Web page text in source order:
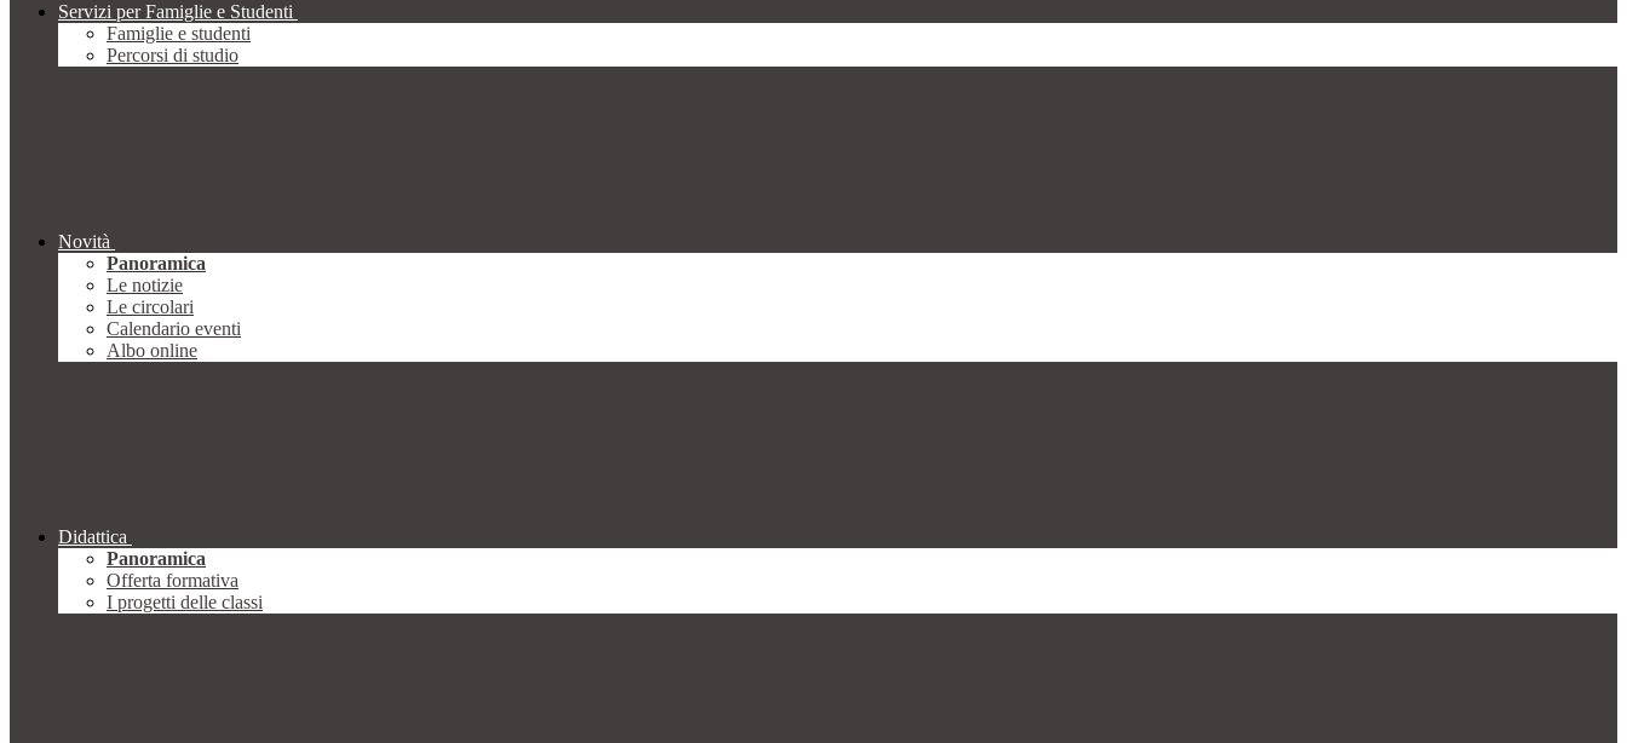
Servizi per Famiglie e Studenti
Famiglie e studenti
Percorsi di studio
Novità
Panoramica
Le notizie
Le circolari
Calendario eventi
Albo online
Didattica
Panoramica
Offerta formativa
I progetti delle classi